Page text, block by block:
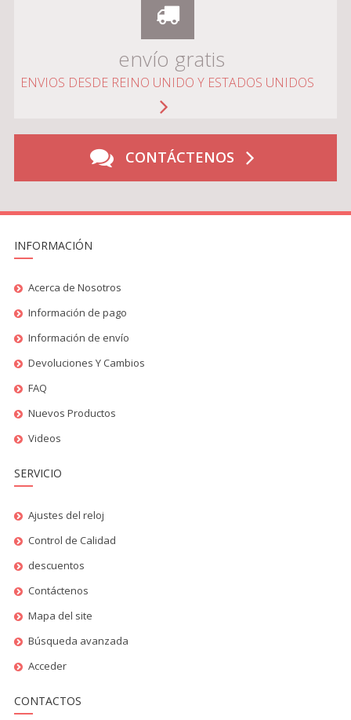
envío gratis
ENVIOS DESDE REINO UNIDO Y ESTADOS UNIDOS
CONTÁCTENOS
INFORMACIÓN
Acerca de Nosotros
Información de pago
Información de envío
Devoluciones Y Cambios
FAQ
Nuevos Productos
Videos
SERVICIO
Ajustes del reloj
Control de Calidad
descuentos
Contáctenos
Mapa del site
Búsqueda avanzada
Acceder
CONTACTOS